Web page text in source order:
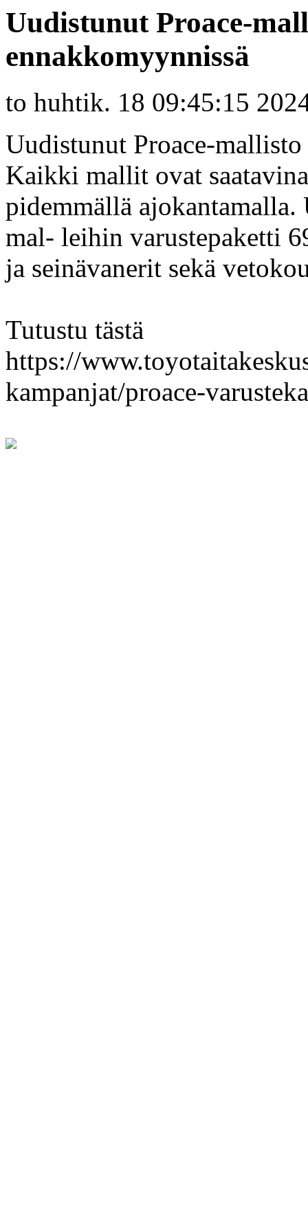
Uudistunut Proace-
ennakkomyynnissä
to huhtik. 18 09:45:15
Uudistunut Proace-
Kaikki mallit ovat
pidemmällä
mal- leihin varustepaketti
ja seinävanerit sekä
Tutustu tästä
https://
kampanjat/proace-